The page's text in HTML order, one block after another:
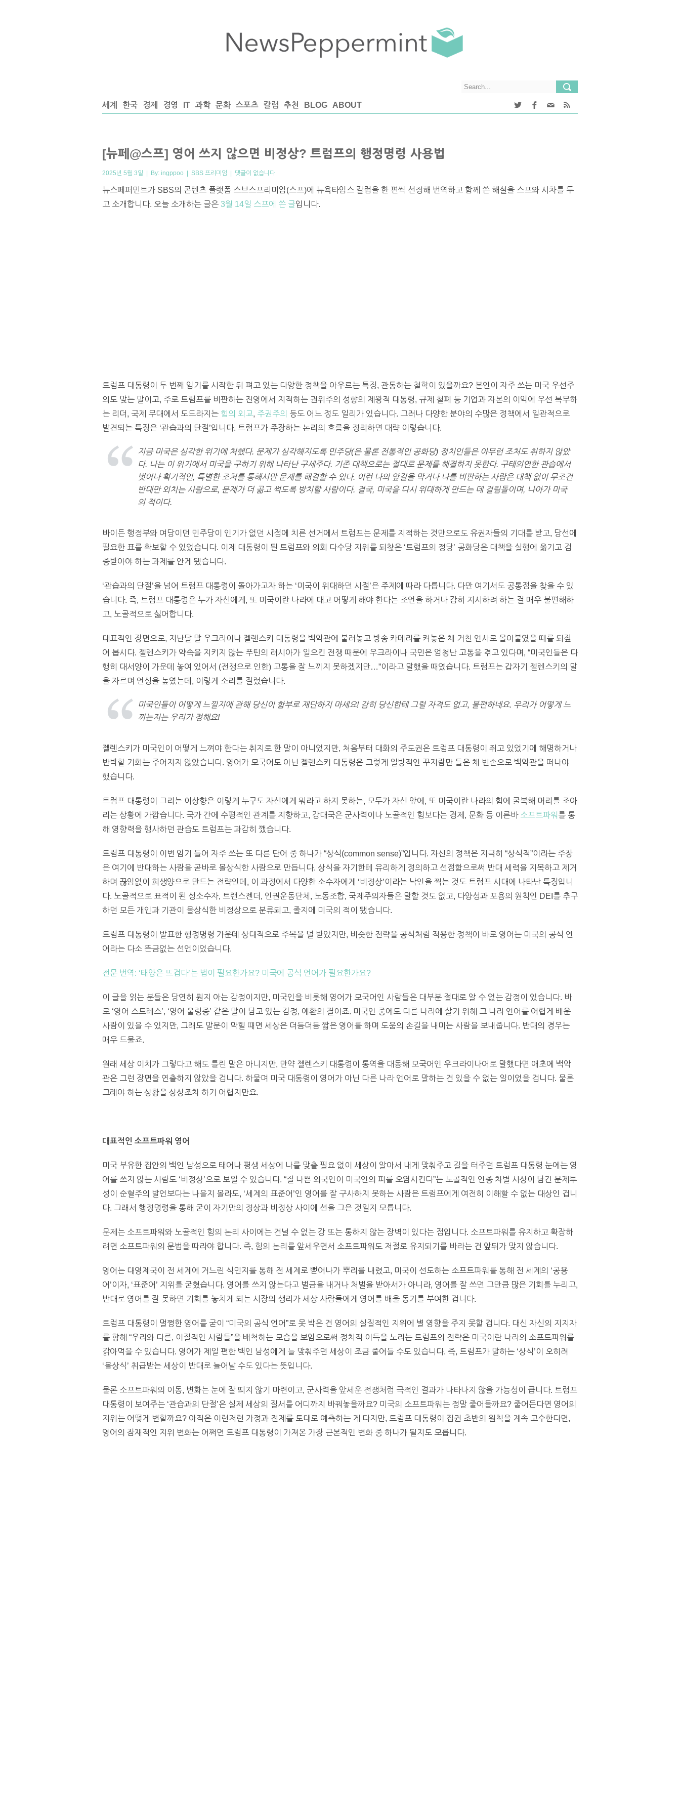
세계 한국 경제 경영 IT 과학 문화 스포츠 칼럼 추천 BLOG ABOUT
[뉴페@스프] 영어 쓰지 않으면 비정상? 트럼프의 행정명령 사용법
2025년 5월 3일 | By: ingppoo | SBS 프리미엄 | 댓글이 없습니다
뉴스페퍼민트가 SBS의 콘텐츠 플랫폼 스브스프리미엄(스프)에 뉴욕타임스 칼럼을 한 편씩 선정해 번역하고 함께 쓴 해설을 스프와 시차를 두
고 소개합니다. 오늘 소개하는 글은 3월 14일 스프에 쓴 글입니다.
트럼프 대통령이 두 번째 임기를 시작한 뒤 펴고 있는 다양한 정책을 아우르는 특징, 관통하는 철학이 있을까요? 본인이 자주 쓰는 미국 우선주
의도 맞는 말이고, 주로 트럼프를 비판하는 진영에서 지적하는 권위주의 성향의 제왕적 대통령, 규제 철폐 등 기업과 자본의 이익에 우선 복무하
는 리더, 국제 무대에서 도드라지는 힘의 외교, 주권주의 등도 어느 정도 일리가 있습니다. 그러나 다양한 분야의 수많은 정책에서 일관적으로
발견되는 특징은 ‘관습과의 단절’입니다. 트럼프가 주장하는 논리의 흐름을 정리하면 대략 이렇습니다.
지금 미국은 심각한 위기에 처했다. 문제가 심각해지도록 민주당(은 물론 전통적인 공화당) 정치인들은 아무런 조처도 취하지 않았
다. 나는 이 위기에서 미국을 구하기 위해 나타난 구세주다. 기존 대책으로는 절대로 문제를 해결하지 못한다. 구태의연한 관습에서
벗어나 획기적인, 특별한 조처를 통해서만 문제를 해결할 수 있다. 이런 나의 앞길을 막거나 나를 비판하는 사람은 대책 없이 무조건
반대만 외치는 사람으로, 문제가 더 곪고 썩도록 방치할 사람이다. 결국, 미국을 다시 위대하게 만드는 데 걸림돌이며, 나아가 미국
의 적이다.
바이든 행정부와 여당이던 민주당이 인기가 없던 시점에 치른 선거에서 트럼프는 문제를 지적하는 것만으로도 유권자들의 기대를 받고, 당선에
필요한 표를 확보할 수 있었습니다. 이제 대통령이 된 트럼프와 의회 다수당 지위를 되찾은 ‘트럼프의 정당’ 공화당은 대책을 실행에 옮기고 검
증받아야 하는 과제를 안게 됐습니다.
‘관습과의 단절’을 넘어 트럼프 대통령이 돌아가고자 하는 ‘미국이 위대하던 시절’은 주제에 따라 다릅니다. 다만 여기서도 공통점을 찾을 수 있
습니다. 즉, 트럼프 대통령은 누가 자신에게, 또 미국이란 나라에 대고 어떻게 해야 한다는 조언을 하거나 감히 지시하려 하는 걸 매우 불편해하
고, 노골적으로 싫어합니다.
대표적인 장면으로, 지난달 말 우크라이나 젤렌스키 대통령을 백악관에 불러놓고 방송 카메라를 켜놓은 채 거친 언사로 몰아붙였을 때를 되짚
어 봅시다. 젤렌스키가 약속을 지키지 않는 푸틴의 러시아가 일으킨 전쟁 때문에 우크라이나 국민은 엄청난 고통을 겪고 있다며, “미국인들은 다
행히 대서양이 가운데 놓여 있어서 (전쟁으로 인한) 고통을 잘 느끼지 못하겠지만…”이라고 말했을 때였습니다. 트럼프는 갑자기 젤렌스키의 말
을 자르며 언성을 높였는데, 이렇게 소리를 질렀습니다.
미국인들이 어떻게 느낄지에 관해 당신이 함부로 재단하지 마세요! 감히 당신한테 그럴 자격도 없고, 불편하네요. 우리가 어떻게 느
끼는지는 우리가 정해요!
젤렌스키가 미국인이 어떻게 느껴야 한다는 취지로 한 말이 아니었지만, 처음부터 대화의 주도권은 트럼프 대통령이 쥐고 있었기에 해명하거나
반박할 기회는 주어지지 않았습니다. 영어가 모국어도 아닌 젤렌스키 대통령은 그렇게 일방적인 꾸지람만 들은 채 빈손으로 백악관을 떠나야
했습니다.
트럼프 대통령이 그리는 이상향은 이렇게 누구도 자신에게 뭐라고 하지 못하는, 모두가 자신 앞에, 또 미국이란 나라의 힘에 굴복해 머리를 조아
리는 상황에 가깝습니다. 국가 간에 수평적인 관계를 지향하고, 강대국은 군사력이나 노골적인 힘보다는 경제, 문화 등 이른바 소프트파워 를 통
해 영향력을 행사하던 관습도 트럼프는 과감히 깼습니다.
트럼프 대통령이 이번 임기 들어 자주 쓰는 또 다른 단어 중 하나가 “상식(common sense)”입니다. 자신의 정책은 지극히 “상식적”이라는 주장
은 여기에 반대하는 사람을 곧바로 몰상식한 사람으로 만듭니다. 상식을 자기한테 유리하게 정의하고 선점함으로써 반대 세력을 지목하고 제거
하며 끊임없이 희생양으로 만드는 전략인데, 이 과정에서 다양한 소수자에게 ‘비정상’이라는 낙인을 찍는 것도 트럼프 시대에 나타난 특징입니
다. 노골적으로 표적이 된 성소수자, 트랜스젠더, 인권운동단체, 노동조합, 국제주의자들은 말할 것도 없고, 다양성과 포용의 원칙인 DEI를 추구
하던 모든 개인과 기관이 몰상식한 비정상으로 분류되고, 졸지에 미국의 적이 됐습니다.
트럼프 대통령이 발표한 행정명령 가운데 상대적으로 주목을 덜 받았지만, 비슷한 전략을 공식처럼 적용한 정책이 바로 영어는 미국의 공식 언
어라는 다소 뜬금없는 선언이었습니다.
전문 번역: ‘태양은 뜨겁다’는 법이 필요한가요? 미국에 공식 언어가 필요한가요?
이 글을 읽는 분들은 당연히 뭔지 아는 감정이지만, 미국인을 비롯해 영어가 모국어인 사람들은 대부분 절대로 알 수 없는 감정이 있습니다. 바
로 ‘영어 스트레스’, ‘영어 울렁증’ 같은 말이 담고 있는 감정, 애환의 결이죠. 미국인 중에도 다른 나라에 살기 위해 그 나라 언어를 어렵게 배운
사람이 있을 수 있지만, 그래도 말문이 막힐 때면 세상은 더듬더듬 짧은 영어를 하며 도움의 손길을 내미는 사람을 보내줍니다. 반대의 경우는
매우 드물죠.
원래 세상 이치가 그렇다고 해도 틀린 말은 아니지만, 만약 젤렌스키 대통령이 통역을 대동해 모국어인 우크라이나어로 말했다면 애초에 백악
관은 그런 장면을 연출하지 않았을 겁니다. 하물며 미국 대통령이 영어가 아닌 다른 나라 언어로 말하는 건 있을 수 없는 일이었을 겁니다. 물론
그래야 하는 상황을 상상조차 하기 어렵지만요.
대표적인 소프트파워 영어
미국 부유한 집안의 백인 남성으로 태어나 평생 세상에 나를 맞출 필요 없이 세상이 알아서 내게 맞춰주고 길을 터주던 트럼프 대통령 눈에는 영
어를 쓰지 않는 사람도 ‘비정상’으로 보일 수 있습니다. “질 나쁜 외국인이 미국인의 피를 오염시킨다”는 노골적인 인종 차별 사상이 담긴 문제투
성이 순혈주의 발언보다는 나을지 몰라도, ‘세계의 표준어’인 영어를 잘 구사하지 못하는 사람은 트럼프에게 여전히 이해할 수 없는 대상인 겁니
다. 그래서 행정명령을 통해 굳이 자기만의 정상과 비정상 사이에 선을 그은 것일지 모릅니다.
문제는 소프트파워와 노골적인 힘의 논리 사이에는 건널 수 없는 강 또는 통하지 않는 장벽이 있다는 점입니다. 소프트파워를 유지하고 확장하
려면 소프트파워의 문법을 따라야 합니다. 즉, 힘의 논리를 앞세우면서 소프트파워도 저절로 유지되기를 바라는 건 앞뒤가 맞지 않습니다.
영어는 대영제국이 전 세계에 거느린 식민지를 통해 전 세계로 뻗어나가 뿌리를 내렸고, 미국이 선도하는 소프트파워를 통해 전 세계의 ‘공용
어’이자, ‘표준어’ 지위를 굳혔습니다. 영어를 쓰지 않는다고 벌금을 내거나 처벌을 받아서가 아니라, 영어를 잘 쓰면 그만큼 많은 기회를 누리고,
반대로 영어를 잘 못하면 기회를 놓치게 되는 시장의 생리가 세상 사람들에게 영어를 배울 동기를 부여한 겁니다.
트럼프 대통령이 멀쩡한 영어를 굳이 “미국의 공식 언어”로 못 박은 건 영어의 실질적인 지위에 별 영향을 주지 못할 겁니다. 대신 자신의 지지자
를 향해 “우리와 다른, 이질적인 사람들”을 배척하는 모습을 보임으로써 정치적 이득을 노리는 트럼프의 전략은 미국이란 나라의 소프트파워를
갉아먹을 수 있습니다. 영어가 제일 편한 백인 남성에게 늘 맞춰주던 세상이 조금 줄어들 수도 있습니다. 즉, 트럼프가 말하는 ‘상식’이 오히려
‘몰상식’ 취급받는 세상이 반대로 늘어날 수도 있다는 뜻입니다.
물론 소프트파워의 이동, 변화는 눈에 잘 띄지 않기 마련이고, 군사력을 앞세운 전쟁처럼 극적인 결과가 나타나지 않을 가능성이 큽니다. 트럼프
대통령이 보여주는 ‘관습과의 단절’은 실제 세상의 질서를 어디까지 바꿔놓을까요? 미국의 소프트파워는 정말 줄어들까요? 줄어든다면 영어의
지위는 어떻게 변할까요? 아직은 이런저런 가정과 전제를 토대로 예측하는 게 다지만, 트럼프 대통령이 집권 초반의 원칙을 계속 고수한다면,
영어의 잠재적인 지위 변화는 어쩌면 트럼프 대통령이 가져온 가장 근본적인 변화 중 하나가 될지도 모릅니다.